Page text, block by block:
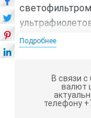
отражая их
находится он
темном. Через
проходят
Подробнее
В связи
валют
телефону